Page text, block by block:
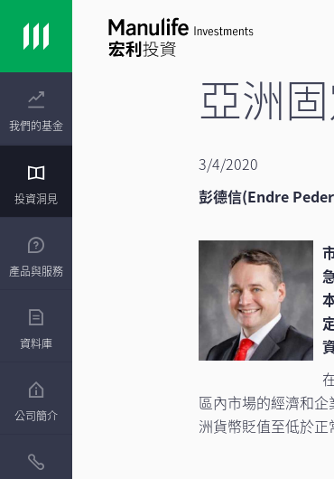
我們的基金
投資洞見
產品與服務
資料庫
公司簡介
亞洲
3/4/2020
彭德信(Endre
區內市場的經濟和
洲貨幣貶值至低於正